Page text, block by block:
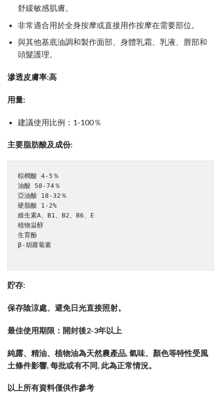
舒緩敏感肌膚。
非常適合用於全身按摩或直接用作按摩在需要部位。
與其他基底油調和製作面部、身體乳霜、乳液、唇部和
頭髮護理。
滲透皮膚率:高
用量:
建議使用比例：1-100％
主要脂肪酸及成份:
棕櫚酸 4-5％
油酸 58-74％
亞油酸 18-32％
硬脂酸 1-2%
維生素A、B1、B2、B6、E
植物甾醇
生育酚
β-胡蘿蔔素
貯存:
保存陰涼處、避免日光直接照射。
最佳使用期限：開封後2-3年以上
純露、精油、植物油為天然農產品, 氣味、顏色等特性受風
土條件影響, 每批或有不同, 此為正常情況。
以上所有資料僅供作參考